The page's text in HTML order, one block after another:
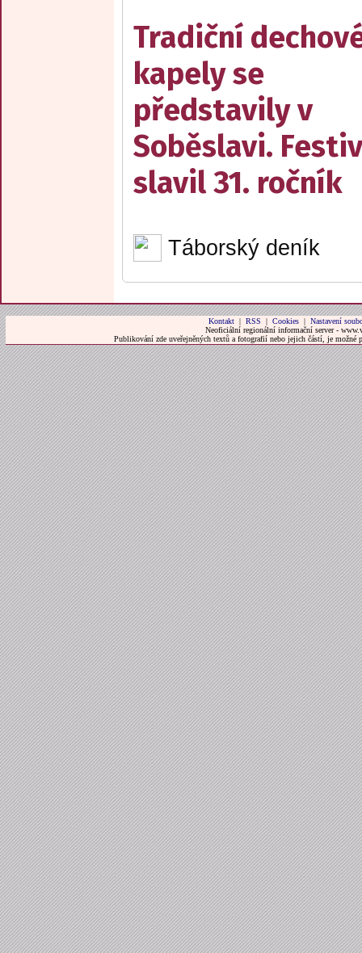
Tradiční
kapely se
představily v
Soběslavi.
slavil 31. ročník
Táborský deník
Kontakt| RSS | Cookies| Nastavení
Neoficiální regionální informační server -
Publikování zde uveřejněných textů a fotografií nebo jejich částí, je možné